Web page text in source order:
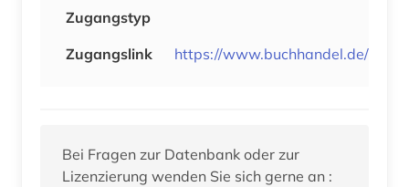
Zugangstyp
Zugangslink
https://www.buchhandel.de/
Bei Fragen zur Datenbank oder zur
Lizenzierung wenden Sie sich gerne an :